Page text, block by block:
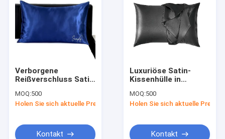
Verborgene
Reißverschluss Satin
Weiß/Grau/Beige/Blau/Kustomfarbe
MOQ:500
Holen Sie sich aktuelle Preis
Kontakt
Luxuriöse Satin-
Kissenhülle in
mit verstecktem
Reißverschluss
MOQ:500
Holen Sie sich aktuelle Preis
Kontakt